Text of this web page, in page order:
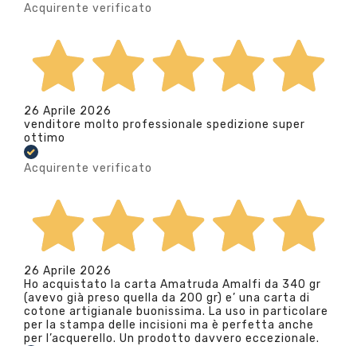
Acquirente verificato
26 Aprile 2026
venditore molto professionale spedizione super
ottimo
Acquirente verificato
26 Aprile 2026
Ho acquistato la carta Amatruda Amalfi da 340 gr
(avevo già preso quella da 200 gr) e’ una carta di
cotone artigianale buonissima. La uso in particolare
per la stampa delle incisioni ma è perfetta anche
per l’acquerello. Un prodotto davvero eccezionale.